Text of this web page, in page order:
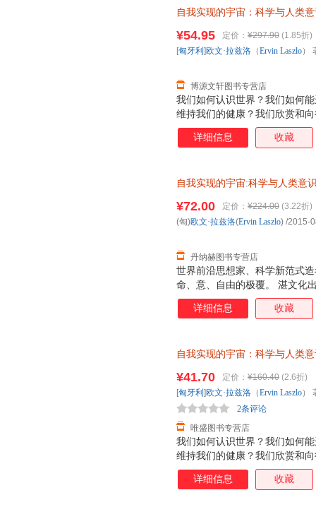
自我实现的宇宙：科学与人类
退换】
我们如何认识世界？我们如何
维持我们的健康？我们欣赏和
由？我们如何奋斗才能获得哲
科学”和创造了科学革命的激
互联系之时，我们发现科学在
改变我们的世界观，并改变我
提供来自于所有生命系统之间
¥54.95 定价： ¥297.90 (1.85折)
博源文轩图书专营店
[匈牙利 ]欧文·拉兹洛 （Ervin Laszlo）
详细信息 收藏
自我实现的宇宙:科学与人类意
世界前沿思想家、科学新范式
命、意、自由的极覆。 湛文化
¥72.00 定价： ¥224.00 (3.22折)
丹纳赫图书专营店
(匈)欧文·拉兹洛(Ervin Laszlo) /2015-
详细信息 收藏
自我实现的宇宙：科学与人类
退换】
我们如何认识世界？我们如何
维持我们的健康？我们欣赏和
由？我们如何奋斗才能获得哲
科学”和创造了科学革命的激
¥41.70 定价： ¥160.40 (2.6折)
唯盛图书专营店
2条评论
[匈牙利 ]欧文·拉兹洛 （Ervin Laszlo）
详细信息 收藏